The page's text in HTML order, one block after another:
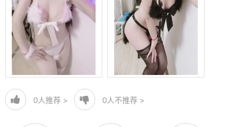
0人推荐 > 0人不推荐 >